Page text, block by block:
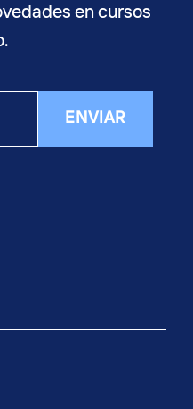
en cursos
ENVIAR